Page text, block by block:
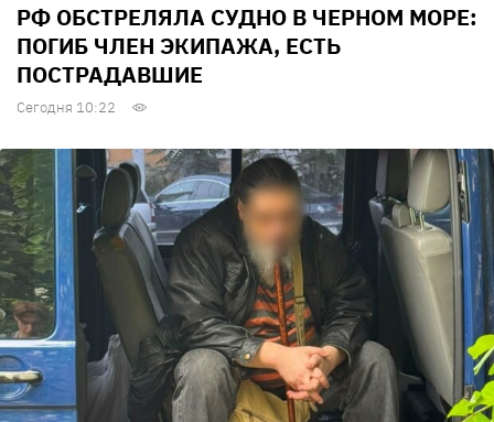
РФ ОБСТРЕЛЯЛА СУДНО В ЧЕРНОМ МОРЕ:
ПОГИБ ЧЛЕН ЭКИПАЖА, ЕСТЬ
ПОСТРАДАВШИЕ
Сегодня 10:22